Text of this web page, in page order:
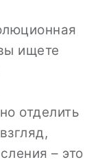
ищете
отделить
– это